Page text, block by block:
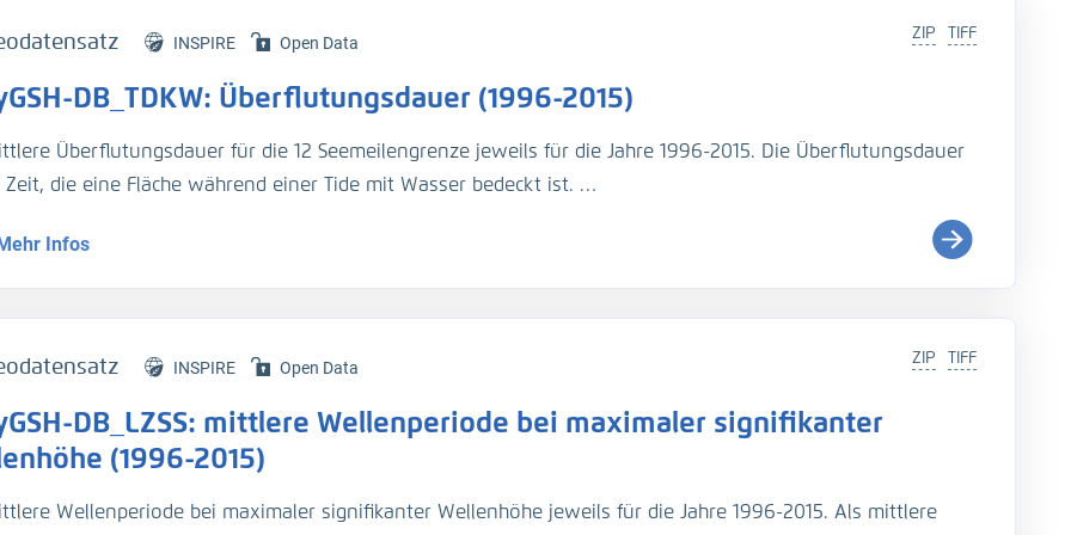
TIFF
ZIP
INSPIRE Open Data
DB_TDKW: Überflutungsdauer (1996-2015)
Überflutungsdauer für die 12 Seemeilengrenze jeweils für die Jahre 1996-2015. Die Überflutungsdauer
Zeit, die eine Fläche während einer Tide mit Wasser bedeckt ist.
Beschreibung der Analysemodi befindet sich im BAWiki (
http://wiki.baw.de/de/index.php/Tidekennwer
).
R., et.al., (2019), Validierungsdokument - EasyGSH-DB - Teil: UnTRIM-SediMorph-Unk, doi:
J., et.al., (2020), Flächenhafte Analysen numerischer Simulationen aus EasyGSH-DB, doi:
R., Plüß, A., Ihde, R., Freund, J., Dreier, N., Nehlsen, E., Schrage, N., Fröhle, P., Kösters, F. (2021): An
Infos
TIFF
ZIP
INSPIRE Open Data
DB_LZSS: mittlere Wellenperiode bei maximaler signifikanter
(1996-2015)
Wellenperiode bei maximaler signifikanter Wellenhöhe jeweils für die Jahre 1996-2015. Als mittlere